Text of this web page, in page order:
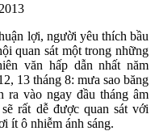
lợi, người yêu thích bầu
quan sát một trong những
văn hấp dẫn nhất năm
13 tháng 8: mưa sao băng
ra vào ngay đầu tháng âm
rất dễ được quan sát với
ít ô nhiễm ánh sáng.